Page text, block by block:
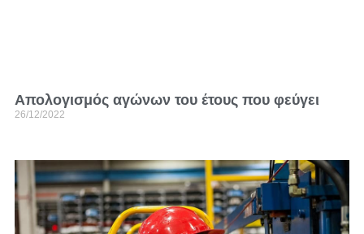
Απολογισμός αγώνων του έτους που φεύγει
26/12/2022